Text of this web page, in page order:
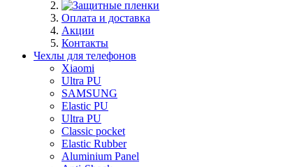
Оплата и доставка
Акции
Контакты
Чехлы для телефонов
Xiaomi
Ultra PU
SAMSUNG
Elastic PU
Ultra PU
Classic pocket
Elastic Rubber
Aluminium Panel